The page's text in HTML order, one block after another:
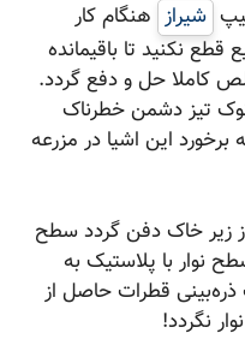
شیراز هنگام کار
نکنید تا باقیمانده
حل و دفع گردد.
تیز دشمن خطرناک
این اشیا در مزرعه
خاک دفن گردد سطح
با پلاستیک به
قطرات حاصل از